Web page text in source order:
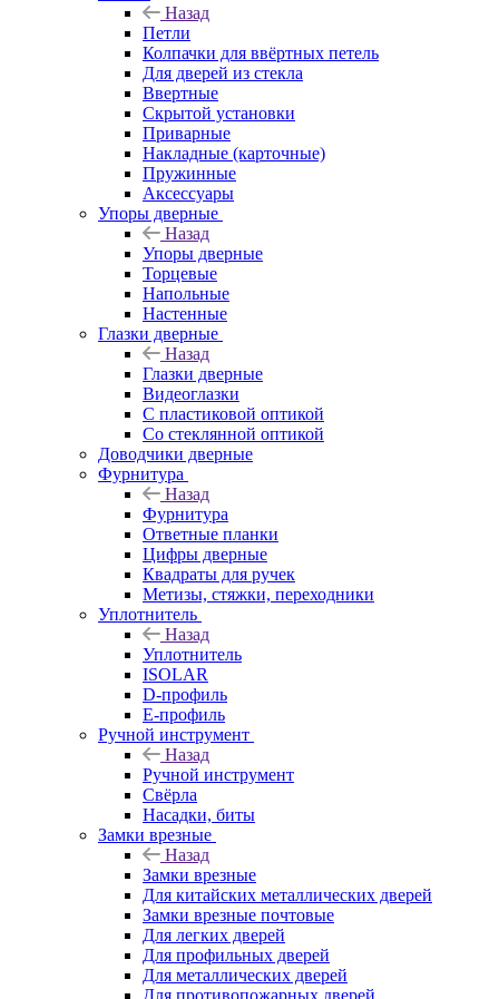
Назад
Петли
Колпачки для ввёртных петель
Для дверей из стекла
Ввертные
Скрытой установки
Приварные
Накладные (карточные)
Пружинные
Аксессуары
Упоры дверные
Назад
Упоры дверные
Торцевые
Напольные
Настенные
Глазки дверные
Назад
Глазки дверные
Видеоглазки
С пластиковой оптикой
Со стеклянной оптикой
Доводчики дверные
Фурнитура
Назад
Фурнитура
Ответные планки
Цифры дверные
Квадраты для ручек
Метизы, стяжки, переходники
Уплотнитель
Назад
Уплотнитель
ISOLAR
D-профиль
Е-профиль
Ручной инструмент
Назад
Ручной инструмент
Свёрла
Насадки, биты
Замки врезные
Назад
Замки врезные
Для китайских металлических дверей
Замки врезные почтовые
Для легких дверей
Для профильных дверей
Для металлических дверей
Для противопожарных дверей